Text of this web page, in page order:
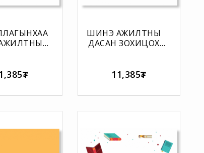
ВЭ?
ШИНЭ АЖИЛТНЫ
ДАСАН ЗОХИЦОХ
БИЧИГ
11,385₮